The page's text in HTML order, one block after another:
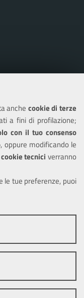
anche cookie di terze
a fini di profilazione;
con il tuo consenso
, oppure modificando le
tecnici verranno
le tue preferenze, puoi
i tuoi dati e le tue
e profilazione, e
di acquisire il tuo